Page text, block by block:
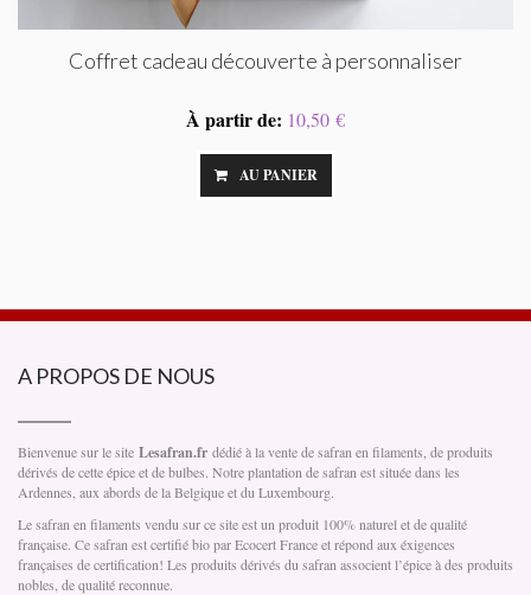
Coffret cadeau découverte à personnaliser
À partir de: 10,50 €
AU PANIER
A PROPOS DE NOUS
Bienvenue sur le site Lesafran.fr dédié à la vente de safran en filaments, de produits
dérivés de cette épice et de bulbes. Notre plantation de safran est située dans les
Ardennes, aux abords de la Belgique et du Luxembourg.
Le safran en filaments vendu sur ce site est un produit 100% naturel et de qualité
française. Ce safran est certifié bio par Ecocert France et répond aux éxigences
françaises de certification! Les produits dérivés du safran associent l’épice à des produits
nobles, de qualité reconnue.